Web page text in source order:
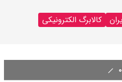
کالابرگ الکترونیکی